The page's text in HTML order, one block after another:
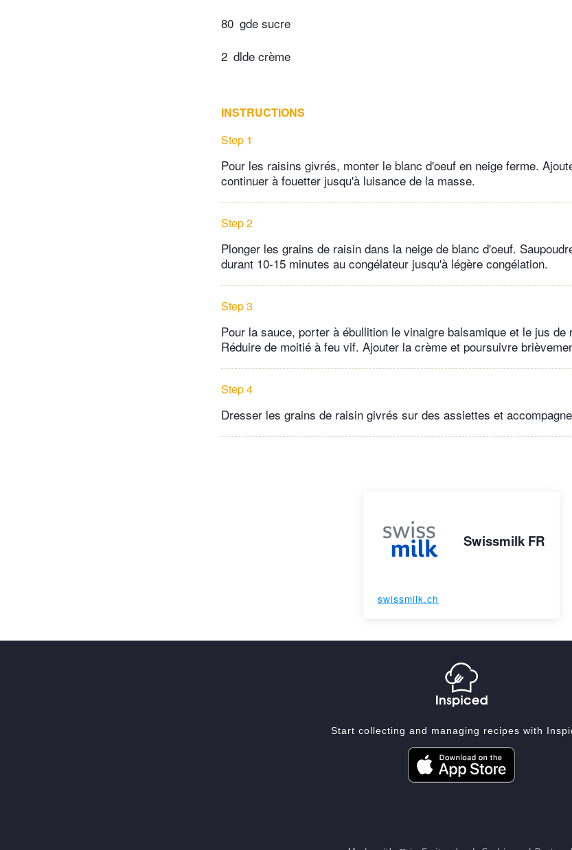
80 gde sucre
2 dlde crème
INSTRUCTIONS
Step 1
Pour les raisins givrés, monter le blanc d'oeuf en neige ferme.
continuer à fouetter jusqu'à luisance de la masse.
Step 2
Plonger les grains de raisin dans la neige de blanc d'oeuf.
durant 10-15 minutes au congélateur jusqu'à légère congélation.
Step 3
Pour la sauce, porter à ébullition le vinaigre balsamique et le jus
Réduire de moitié à feu vif. Ajouter la crème et poursuivre
Step 4
Dresser les grains de raisin givrés sur des assiettes et
Swissmilk FR
swissmilk.ch
Start collecting and managing recipes with